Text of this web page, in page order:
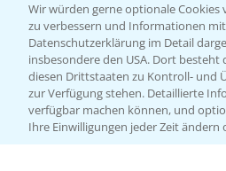
Wir würden gerne optionale Cookies
zu verbessern und Informationen
Datenschutzerklärung im Detail
insbesondere den USA. Dort
diesen Drittstaaten zu Kontroll- und
zur Verfügung stehen. Detaillierte
verfügbar machen können, und
Ihre Einwilligungen jeder Zeit